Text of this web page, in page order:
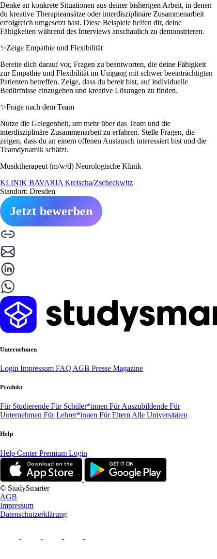
Denke an konkrete Situationen aus deiner bisherigen Arbeit, in denen
du kreative Therapieansätze oder interdisziplinäre Zusammenarbeit
erfolgreich umgesetzt hast. Diese Beispiele helfen dir, deine
Fähigkeiten während des Interviews anschaulich zu demonstrieren.
✨Zeige Empathie und Flexibilität
Bereite dich darauf vor, Fragen zu beantworten, die deine Fähigkeit
zur Empathie und Flexibilität im Umgang mit schwer beeinträchtigten
Patienten betreffen. Zeige, dass du bereit bist, auf individuelle
Bedürfnisse einzugehen und kreative Lösungen zu finden.
✨Frage nach dem Team
Nutze die Gelegenheit, um mehr über das Team und die
interdisziplinäre Zusammenarbeit zu erfahren. Stelle Fragen, die
zeigen, dass du an einem offenen Austausch interessiert bist und die
Teamdynamik schätzt.
Musiktherapeut (m/w/d) Neurologische Klinik
KLINIK BAVARIA Kreischa/Zscheckwitz
Standort: Dresden
Jetzt bewerben
Unternehmen
Login Impressum FAQ AGB Presse Magazine
Produkt
Für Studierende Für Schüler*innen Für Auszubildende Für
Unternehmen Für Lehrer*innen Für Eltern Alle Universitäten
Help
Help CenterPremium Login
© StudySmarter
AGB
Impressum
Datenschutzerklärung